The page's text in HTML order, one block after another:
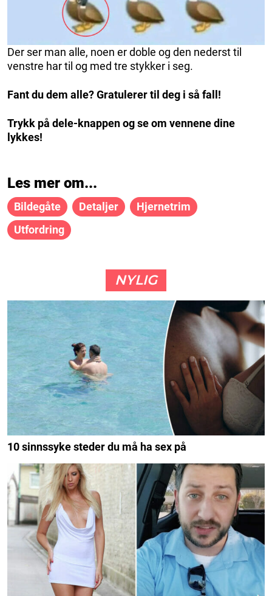
Der ser man alle, noen er doble og den nederst til
venstre har til og med tre stykker i seg.
Fant du dem alle? Gratulerer til deg i så fall!
Trykk på dele-knappen og se om vennene dine
lykkes!
Les mer om...
Bildegåte Detaljer
Hjernetrim
Utfordring
NYLIG
10 sinnssyke steder du må ha sex på